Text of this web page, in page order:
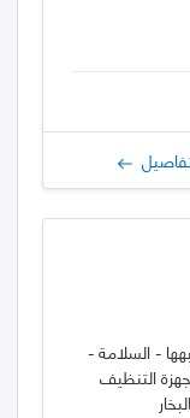
- السلامة -
بأجهزة التنظيف